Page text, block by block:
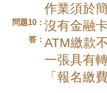
作業須於
問題10： 沒有金融
答： ATM繳款
一張具有
「報名繳